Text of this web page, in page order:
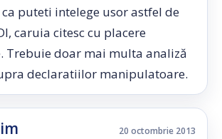
puteti intelege usor astfel de
caruia citesc cu placere
Trebuie doar mai multa analiză
declaratiilor manipulatoare.
20 octombrie 2013